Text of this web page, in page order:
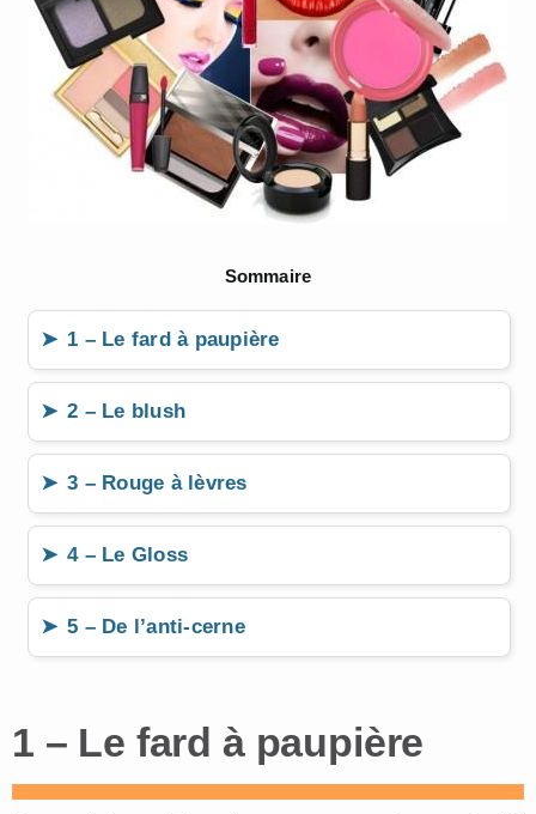
Sommaire
1 – Le fard à paupière
2 – Le blush
3 – Rouge à lèvres
4 – Le Gloss
5 – De l’anti-cerne
1 – Le fard à paupière